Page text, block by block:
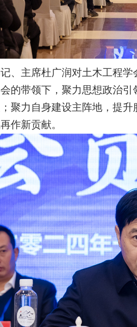
主席杜广润对土木工程学
的带领下，聚力思想政治
聚力自身建设主阵地，提
作新贡献。